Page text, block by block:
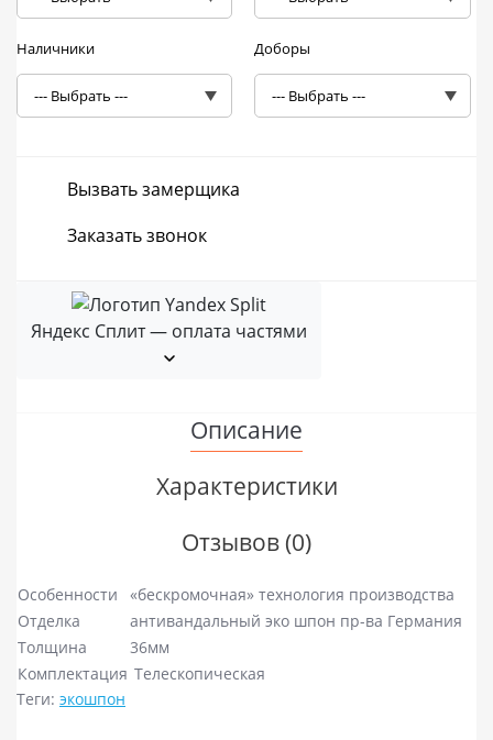
Наличники Доборы
Вызвать замерщика
Заказать звонок
Яндекс Сплит — оплата частями
Описание
Характеристики
Отзывов (0)
Особенности
«бескромочная» технология производства
Отделка
антивандальный эко шпон пр-ва Германия
Толщина
36мм
Комплектация Телескопическая
Теги: экошпон